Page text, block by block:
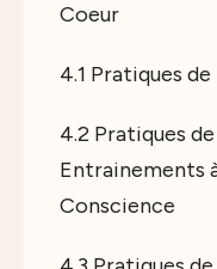
Coeur
4.1 Pratiques de
4.2 Pratiques
Entrainements
Conscience